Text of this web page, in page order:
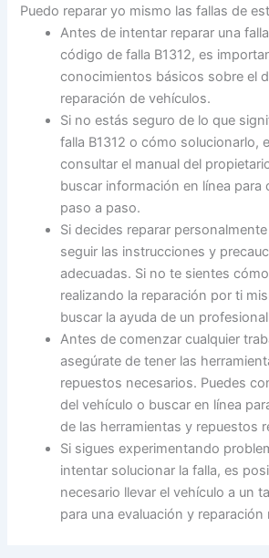
Puedo reparar yo mismo las fallas de
Antes de intentar reparar una
código de falla B1312, es
conocimientos básicos sobre el
reparación de vehículos.
Si no estás seguro de lo que
falla B1312 o cómo solucionarlo,
consultar el manual del
buscar información en línea para
paso a paso.
Si decides reparar
seguir las instrucciones y
adecuadas. Si no te sientes
realizando la reparación por ti
buscar la ayuda de un
Antes de comenzar cualquier
asegúrate de tener las
repuestos necesarios. Puedes
del vehículo o buscar en línea
de las herramientas y repuestos
Si sigues experimentando
intentar solucionar la falla, es
necesario llevar el vehículo a un
para una evaluación y reparación